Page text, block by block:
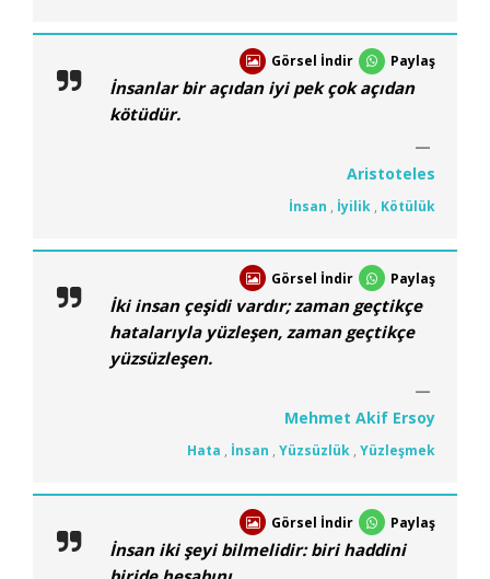
Görsel İndir Paylaş
İnsanlar bir açıdan iyi pek çok açıdan
kötüdür.
Aristoteles
İnsan , İyilik , Kötülük
Görsel İndir Paylaş
İki insan çeşidi vardır; zaman geçtikçe
hatalarıyla yüzleşen, zaman geçtikçe
yüzsüzleşen.
Mehmet Akif Ersoy
Hata , İnsan , Yüzsüzlük , Yüzleşmek
Görsel İndir Paylaş
İnsan iki şeyi bilmelidir: biri haddini